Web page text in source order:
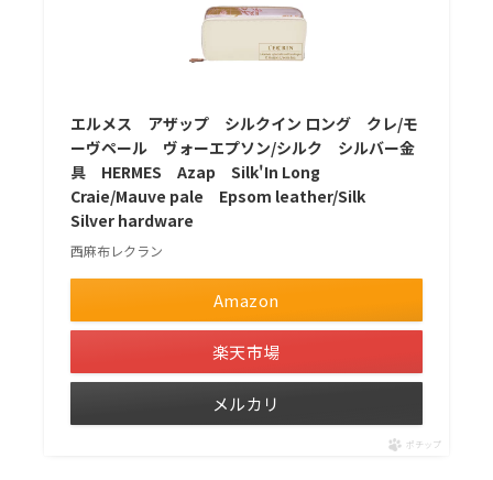
エルメス アザップ シルクイン ロング クレ/モ
ーヴペール ヴォーエプソン/シルク シルバー金
具 HERMES Azap Silk'In Long
Craie/Mauve pale Epsom leather/Silk
Silver hardware
西麻布レクラン
Amazon
楽天市場
メルカリ
ポチップ